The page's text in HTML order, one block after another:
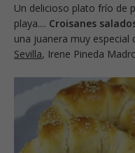
Un delicioso plato frío de
playa.... Croisanes
una juanera muy especial
Sevilla, Irene Pineda